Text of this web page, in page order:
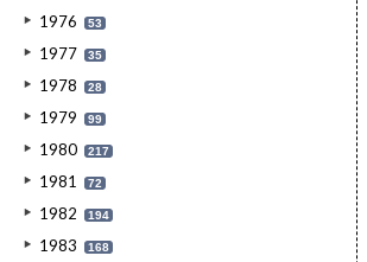
1976 53
1977 35
1978 28
1979 99
1980 217
1981 72
1982 194
1983 168